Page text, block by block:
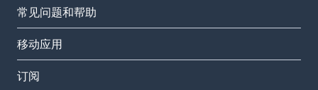
常见问题和帮助
移动应用
订阅